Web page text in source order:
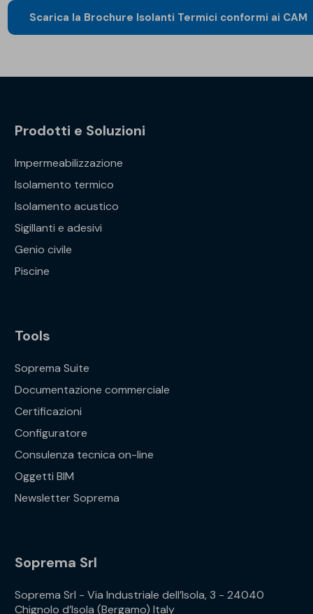
Scarica la Brochure Isolanti Termici conformi ai CAM
Prodotti e Soluzioni
Impermeabilizzazione
Isolamento termico
Isolamento acustico
Sigillanti e adesivi
Genio civile
Piscine
Tools
Soprema Suite
Documentazione commerciale
Certificazioni
Configuratore
Consulenza tecnica on-line
Oggetti BIM
Newsletter Soprema
Soprema Srl
Soprema Srl - Via Industriale dell’Isola, 3 - 24040
Chignolo d’Isola (Bergamo) Italy